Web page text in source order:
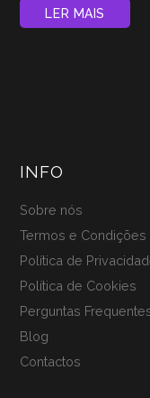
original
é:
LER MAIS
INFO
Sobre nós
Termos e Condições
Política de
Política de Cookies
Perguntas
Blog
Contactos